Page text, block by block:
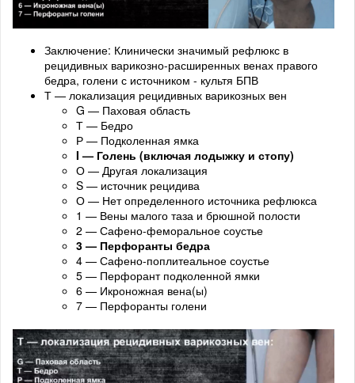
Заключение: Клинически значимый рефлюкс в
рецидивных варикозно-расширенных венах правого
бедра, голени с источником - культя БПВ
Т — локализация рецидивных варикозных вен
G — Паховая область
Т — Бедро
Р — Подколенная ямка
I — Голень (включая лодыжку и стопу)
О — Другая локализация
S — источник рецидива
О — Нет определенного источника рефлюкса
1 — Вены малого таза и брюшной полости
2 — Сафено-феморальное соустье
3 — Перфоранты бедра
4 — Сафено-поплитеальное соустье
5 — Перфорант подколенной ямки
6 — Икроножная вена(ы)
7 — Перфоранты голени